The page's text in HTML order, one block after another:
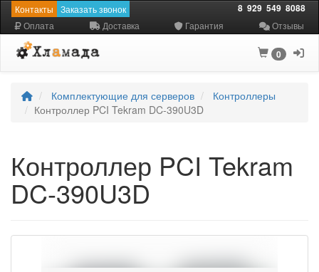
Контакты Заказать звонок 8 929 549 8088
Оплата Доставка Гарантия Отзывы
0
Комплектующие для серверов
Контроллеры
Контроллер PCI Tekram DC-390U3D
Контроллер PCI Tekram
DC-390U3D